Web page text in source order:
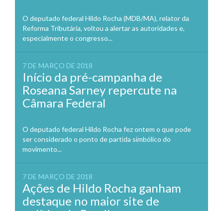
O deputado federal Hildo Rocha (MDB/MA), relator da
Reforma Tributária, voltou a alertar as autoridades e,
especialmente o congresso...
7 DE MARÇO DE 2018
Início da pré-campanha de
Roseana Sarney repercute na
Câmara Federal
O deputado federal Hildo Rocha fez ontem o que pode
ser considerado o ponto de partida simbólico do
movimento...
7 DE MARÇO DE 2018
Ações de Hildo Rocha ganham
destaque no maior site de